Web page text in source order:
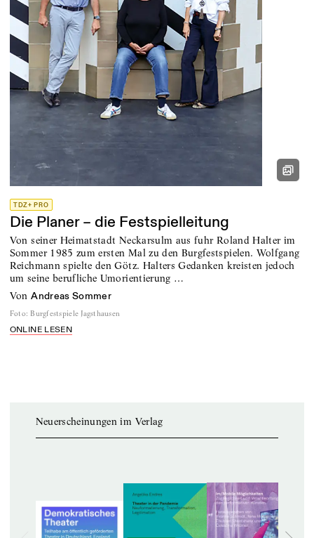
TDZ+ PRO
Die Planer – die Festspielleitung
Von seiner Heimatstadt Neckarsulm aus fuhr Roland Halter im
Sommer 1985 zum ersten Mal zu den Burgfestspielen. Wolfgang
Reichmann spielte den Götz. Halters Gedanken kreisten jedoch
um seine berufliche Umorientierung …
von Andreas Sommer
Foto: Burgfestspiele Jagsthausen
ONLINE LESEN
Neuerscheinungen im Verlag